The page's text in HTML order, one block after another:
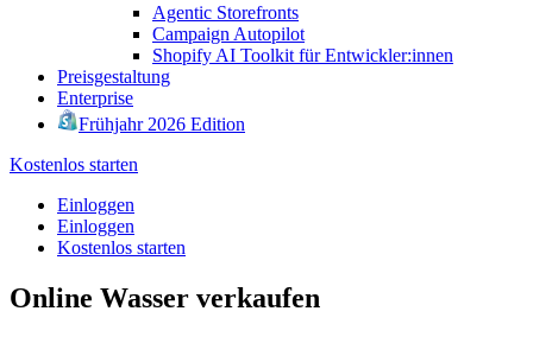
Agentic Storefronts
Campaign Autopilot
Shopify AI Toolkit für Entwickler:innen
Preisgestaltung
Enterprise
Frühjahr 2026 Edition
Kostenlos starten
Einloggen
Einloggen
Kostenlos starten
Online Wasser verkaufen